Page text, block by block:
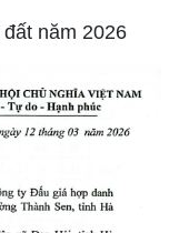
năm 2026